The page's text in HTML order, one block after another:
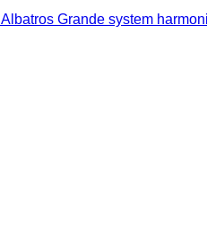
Albatros Grande system